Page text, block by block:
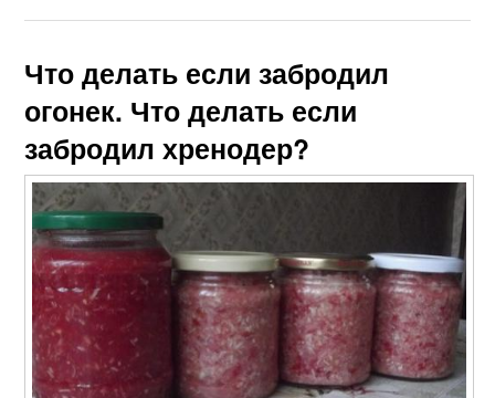
Что делать если забродил
огонек. Что делать если
забродил хренодер?